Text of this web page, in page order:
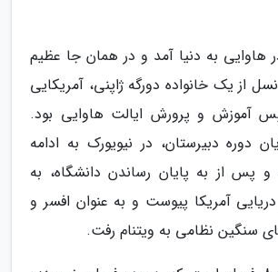
هاوایی به دنیا آمد و در همان جا عظیم
از یک خانواده دورگه ژاپنی، آمریکایی
آموزش و پرورش ایالت هاوایی بود.
دوره دبیرستان، در نیویورک به ادامه
پس از به پایان رساندن دانشگاه، به
دریایی آمریکا پیوست و به عنوان افسر و
سنگین نظامی به ویتنام رفت.